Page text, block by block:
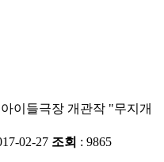
이들극장 개관작 "무지개
02-27 조회 : 9865